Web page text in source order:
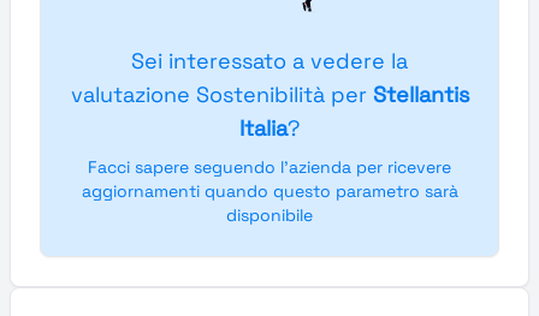
Sei interessato a vedere la
valutazione Sostenibilità per Stellantis
Italia?
Facci sapere seguendo l'azienda per ricevere
aggiornamenti quando questo parametro sarà
disponibile